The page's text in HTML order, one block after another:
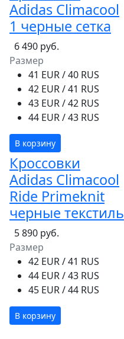
Adidas Climacool
1 черные сетка
6 490 руб.
Размер
41 EUR / 40 RUS
42 EUR / 41 RUS
43 EUR / 42 RUS
44 EUR / 43 RUS
В корзину
Кроссовки
Adidas Climacool
Ride Primeknit
черные текстиль
5 890 руб.
Размер
42 EUR / 41 RUS
44 EUR / 43 RUS
45 EUR / 44 RUS
В корзину